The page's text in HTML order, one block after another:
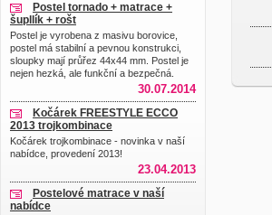
Postel tornado + matrace +
šupllík + rošt
Postel je vyrobena z masivu borovice,
postel má stabilní a pevnou konstrukci,
sloupky mají průřez 44x44 mm. Postel je
nejen hezká, ale funkční a bezpečná.
30.07.2014
Kočárek FREESTYLE ECCO
2013 trojkombinace
Kočárek trojkombinace - novinka v naší
nabídce, provedení 2013!
23.04.2013
Postelové matrace v naší
nabídce